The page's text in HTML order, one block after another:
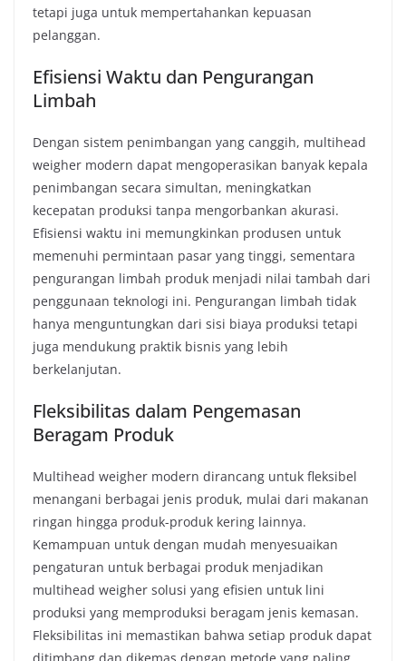
tetapi juga untuk mempertahankan kepuasan
pelanggan.
Efisiensi Waktu dan Pengurangan
Limbah
Dengan sistem penimbangan yang canggih, multihead
weigher modern dapat mengoperasikan banyak kepala
penimbangan secara simultan, meningkatkan
kecepatan produksi tanpa mengorbankan akurasi.
Efisiensi waktu ini memungkinkan produsen untuk
memenuhi permintaan pasar yang tinggi, sementara
pengurangan limbah produk menjadi nilai tambah dari
penggunaan teknologi ini. Pengurangan limbah tidak
hanya menguntungkan dari sisi biaya produksi tetapi
juga mendukung praktik bisnis yang lebih
berkelanjutan.
Fleksibilitas dalam Pengemasan
Beragam Produk
Multihead weigher modern dirancang untuk fleksibel
menangani berbagai jenis produk, mulai dari makanan
ringan hingga produk-produk kering lainnya.
Kemampuan untuk dengan mudah menyesuaikan
pengaturan untuk berbagai produk menjadikan
multihead weigher solusi yang efisien untuk lini
produksi yang memproduksi beragam jenis kemasan.
Fleksibilitas ini memastikan bahwa setiap produk dapat